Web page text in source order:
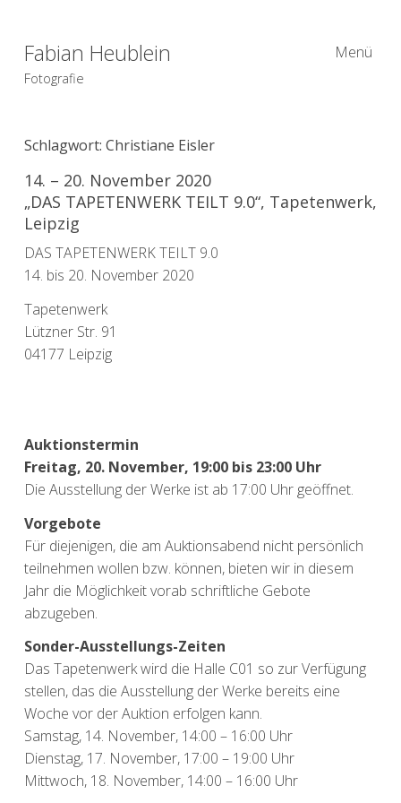
Fabian Heublein
Fotografie
Menü
Schlagwort: Christiane Eisler
14. – 20. November 2020
„DAS TAPETENWERK TEILT 9.0“, Tapetenwerk,
Leipzig
DAS TAPETENWERK TEILT 9.0
14. bis 20. November 2020
Tapetenwerk
Lützner Str. 91
04177 Leipzig
Auktionstermin
Freitag, 20. November, 19:00 bis 23:00 Uhr
Die Ausstellung der Werke ist ab 17:00 Uhr geöffnet.
Vorgebote
Für diejenigen, die am Auktionsabend nicht persönlich
teilnehmen wollen bzw. können, bieten wir in diesem
Jahr die Möglichkeit vorab schriftliche Gebote
abzugeben.
Sonder-Ausstellungs-Zeiten
Das Tapetenwerk wird die Halle C01 so zur Verfügung
stellen, das die Ausstellung der Werke bereits eine
Woche vor der Auktion erfolgen kann.
Samstag, 14. November, 14:00 – 16:00 Uhr
Dienstag, 17. November, 17:00 – 19:00 Uhr
Mittwoch, 18. November, 14:00 – 16:00 Uhr